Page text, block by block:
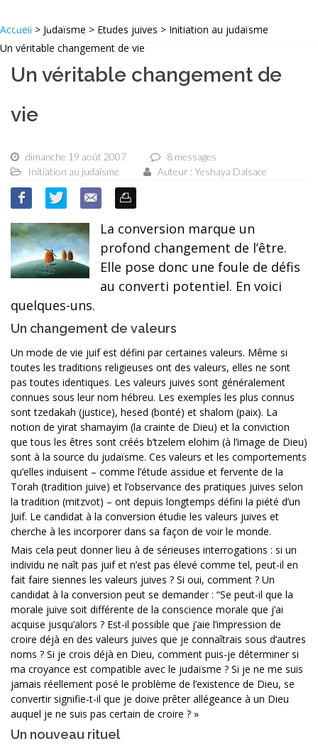
Accueil > Judaïsme > Etudes juives > Initiation au judaïsme
Un véritable changement de vie
Un véritable changement de
vie
dimanche 19 août 2007
8 messages
Initiation au judaïsme
Auteur : Yeshaya Dalsace
La conversion marque un
profond changement de l’être.
Elle pose donc une foule de défis
au converti potentiel. En voici
quelques-uns.
Un changement de valeurs
Un mode de vie juif est défini par certaines valeurs. Même si
toutes les traditions religieuses ont des valeurs, elles ne sont
pas toutes identiques. Les valeurs juives sont généralement
connues sous leur nom hébreu. Les exemples les plus connus
sont tzedakah (justice), hesed (bonté) et shalom (paix). La
notion de yirat shamayim (la crainte de Dieu) et la conviction
que tous les êtres sont créés b’tzelem elohim (à l’image de Dieu)
sont à la source du judaïsme. Ces valeurs et les comportements
qu’elles induisent – comme l’étude assidue et fervente de la
Torah (tradition juive) et l’observance des pratiques juives selon
la tradition (mitzvot) – ont depuis longtemps défini la piété d’un
Juif. Le candidat à la conversion étudie les valeurs juives et
cherche à les incorporer dans sa façon de voir le monde.
Mais cela peut donner lieu à de sérieuses interrogations : si un
individu ne naît pas juif et n’est pas élevé comme tel, peut-il en
fait faire siennes les valeurs juives ? Si oui, comment ? Un
candidat à la conversion peut se demander : “Se peut-il que la
morale juive soit différente de la conscience morale que j’ai
acquise jusqu’alors ? Est-il possible que j’aie l’impression de
croire déjà en des valeurs juives que je connaîtrais sous d’autres
noms ? Si je crois déjà en Dieu, comment puis-je déterminer si
ma croyance est compatible avec le judaïsme ? Si je ne me suis
jamais réellement posé le problème de l’existence de Dieu, se
convertir signifie-t-il que je doive prêter allégeance à un Dieu
auquel je ne suis pas certain de croire ? »
Un nouveau rituel